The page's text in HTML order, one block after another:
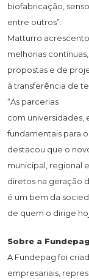
biofabricação,
entre outros”.
Matturro
melhorias
propostas e de
à transferência de
“As parcerias
com universidades,
fundamentais para
destacou que o
municipal, regional
diretos na geração
é um bem da
de quem o dirige
Sobre a Fundepag
A Fundepag foi
empresariais,